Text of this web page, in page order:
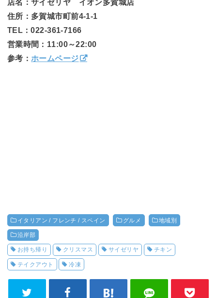
店名：サイゼリヤ イオン多賀城店
住所：多賀城市町前4-1-1
TEL：022-361-7166
営業時間：11:00～22:00
参考：ホームページ
イタリアン / フレンチ / スペイン グルメ 地域別
沿岸部
お持ち帰り クリスマス サイゼリヤ チキン
テイクアウト 冷凍